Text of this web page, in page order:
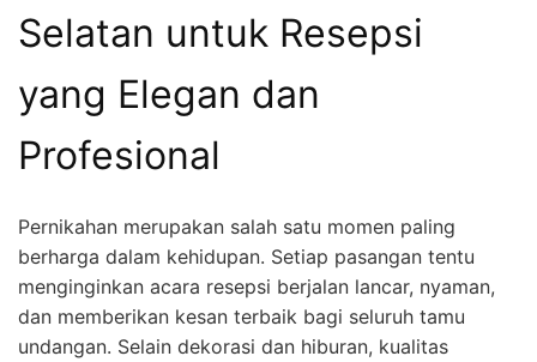
Selatan untuk Resepsi
yang Elegan dan
Profesional
Pernikahan merupakan salah satu momen paling
berharga dalam kehidupan. Setiap pasangan tentu
menginginkan acara resepsi berjalan lancar, nyaman,
dan memberikan kesan terbaik bagi seluruh tamu
undangan. Selain dekorasi dan hiburan, kualitas